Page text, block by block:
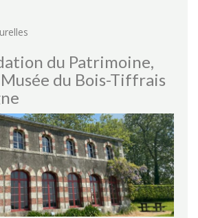
du Patrimoine,
du Bois-Tiffrais